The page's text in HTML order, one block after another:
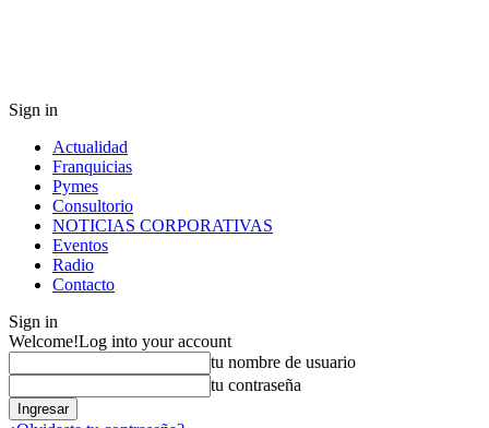
Sign in
Actualidad
Franquicias
Pymes
Consultorio
NOTICIAS CORPORATIVAS
Eventos
Radio
Contacto
Sign in
Welcome!Log into your account
tu nombre de usuario
tu contraseña